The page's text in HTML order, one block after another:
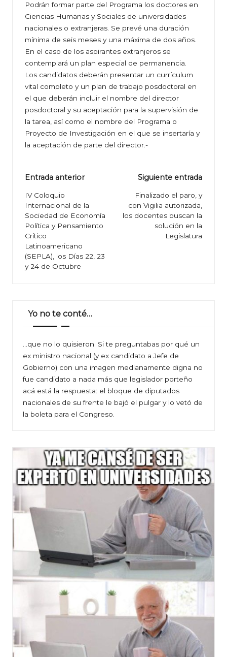
Podrán formar parte del Programa los doctores en
Ciencias Humanas y Sociales de universidades
nacionales o extranjeras. Se prevé una duración
mínima de seis meses y una máxima de dos años.
En el caso de los aspirantes extranjeros se
contemplará un plan especial de permanencia.
Los candidatos deberán presentar un currículum
vital completo y un plan de trabajo posdoctoral en
el que deberán incluir el nombre del director
posdoctoral y su aceptación para la supervisión de
la tarea, así como el nombre del Programa o
Proyecto de Investigación en el que se insertaría y
la aceptación de parte del director.-
Navegación
de
entradas
Entrada anterior
IV Coloquio
Internacional de la
Sociedad de Economía
Política y Pensamiento
Crítico
Latinoamericano
(SEPLA), los Días 22, 23
y 24 de Octubre
Siguiente entrada
Finalizado el paro, y
con Vigilia autorizada,
los docentes buscan la
solución en la
Legislatura
Yo no te conté…
…que no lo quisieron. Si te preguntabas por qué un
ex ministro nacional (y ex candidato a Jefe de
Gobierno) con una imagen medianamente digna no
fue candidato a nada más que legislador porteño
acá está la respuesta: el bloque de diputados
nacionales de su frente le bajó el pulgar y lo vetó de
la boleta para el Congreso.